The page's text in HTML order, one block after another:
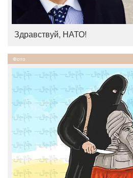
Здравствуй, НАТО!
Фото